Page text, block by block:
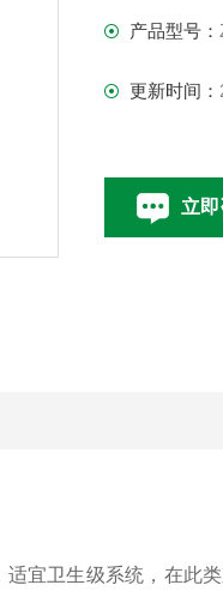
一体化全
产品型号：
更新时间：
立
宜卫生级系统，在此